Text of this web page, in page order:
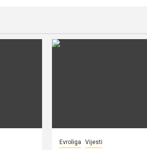
Evroliga Vijesti